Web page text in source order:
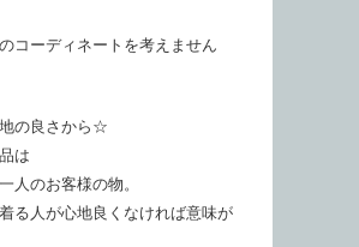
コーディネートを考えません
の良さから☆
は
人のお客様の物。
る人が心地良くなければ意味が